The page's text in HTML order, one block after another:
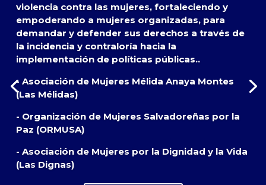
violencia contra las mujeres, fortaleciendo y
empoderando a mujeres organizadas, para
demandar y defender sus derechos a través de
la incidencia y contraloría hacia la
implementación de políticas públicas..
- Asociación de Mujeres Mélida Anaya Montes
(Las Mélidas)
- Organización de Mujeres Salvadoreñas por la
Paz (ORMUSA)
- Asociación de Mujeres por la Dignidad y la Vida
(Las Dignas)